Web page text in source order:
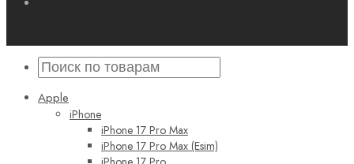
Apple
iPhone
iPhone 17 Pro Max
iPhone 17 Pro Max (Esim)